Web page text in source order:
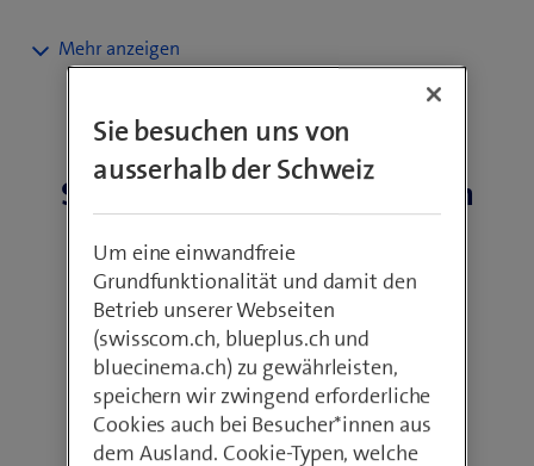
Im Gesundheitswesen der Schweiz besteht ein
Spannungsfeld aus hohem Leistungswettbewerb,
Personalmangel, bei zunehmender
gesellschaftlicher Überalterung und steigendem
Pflegebedarf. Gleichzeit wünschen sich
Patient*innen mehr Kundenzentrierung,
Wahlfreiheit und Transparenz.
Digital Healthcare als
Schlüsselfaktor
Eine moderne Kommunikation mittels digitaler
Lösungen und Prozessen, die in anderen Branchen
Fakten zur Digitalisierung im
Schweizer Gesundheitswesen
Sie besuchen uns von
ausserhalb der Schweiz
Um eine einwandfreie
Grundfunktionalität und damit den
Betrieb unserer Webseiten
(swisscom.ch, blueplus.ch und
bluecinema.ch) zu gewährleisten,
speichern wir zwingend erforderliche
Cookies auch bei Besucher*innen aus
dem Ausland. Cookie-Typen, welche